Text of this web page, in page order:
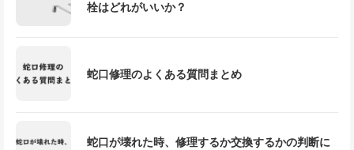
栓はどれがいいか？
蛇口修理のよくある質問まとめ
蛇口が壊れた時、修理するか交換するかの判断に